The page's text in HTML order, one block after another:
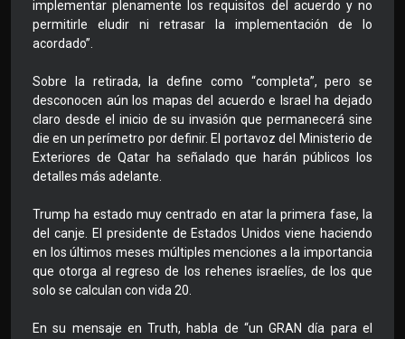
implementar plenamente los requisitos del acuerdo y no
permitirle eludir ni retrasar la implementación de lo
acordado”.
Sobre la retirada, la define como “completa”, pero se
desconocen aún los mapas del acuerdo e Israel ha dejado
claro desde el inicio de su invasión que permanecerá sine
die en un perímetro por definir. El portavoz del Ministerio de
Exteriores de Qatar ha señalado que harán públicos los
detalles más adelante.
Trump ha estado muy centrado en atar la primera fase, la
del canje. El presidente de Estados Unidos viene haciendo
en los últimos meses múltiples menciones a la importancia
que otorga al regreso de los rehenes israelíes, de los que
solo se calculan con vida 20.
En su mensaje en Truth, habla de “un GRAN día para el